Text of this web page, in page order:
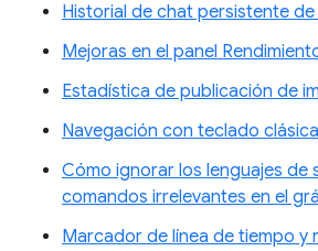
Historial de chat persistente de
Mejoras en el panel
Estadística de publicación de
Navegación con teclado
Cómo ignorar los lenguajes de
comandos irrelevantes en el
Marcador de línea de tiempo y